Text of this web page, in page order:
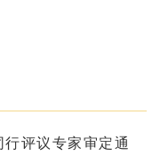
评议专家审定通